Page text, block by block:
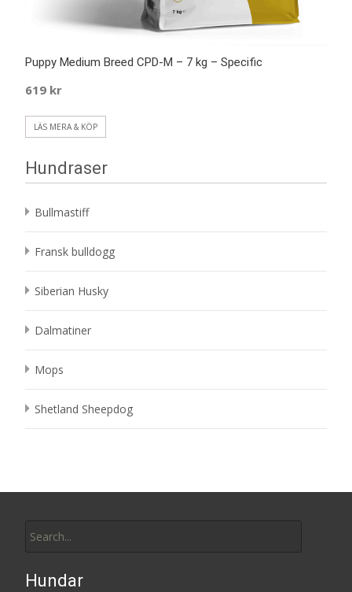
Puppy Medium Breed CPD-M – 7 kg – Specific
619 kr
LÄS MERA & KÖP
Hundraser
Bullmastiff
Fransk bulldogg
Siberian Husky
Dalmatiner
Mops
Shetland Sheepdog
for:
Hundar